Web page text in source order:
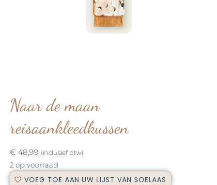
Naar de maan
reisaankleedkussen
€ 48,99 (inclusief btw)
2 op voorraad
VOEG TOE AAN UW LIJST VAN SOELAAS